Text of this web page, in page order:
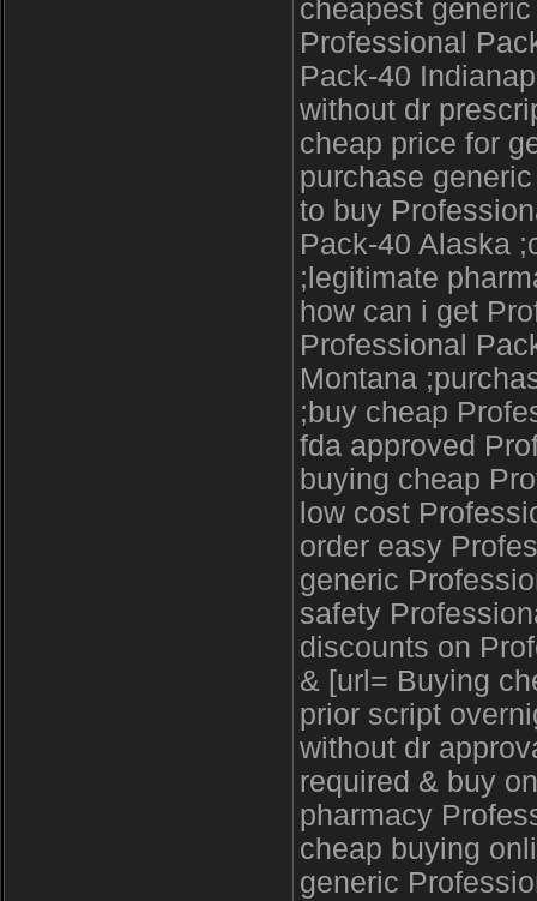
cheapest
Professional
Pack-40
without dr
cheap price for
purchase
to buy
Pack-40 Alaska
;legitimate
how can i get
Professional
Montana
;buy cheap
fda approved
buying cheap
low cost
order easy
generic
safety
discounts on
& [url= Buying
prior script
without dr
required & buy
pharmacy
cheap buying
generic